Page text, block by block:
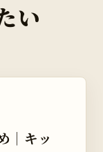
い
｜キッ